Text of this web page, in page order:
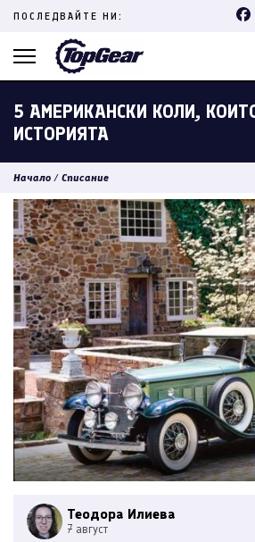
Skip
content
ПОСЛЕДВАЙТЕ НИ:
5 АМЕРИКАНСКИ КОЛИ,
ИСТОРИЯТА
Начало / Списание
Теодора Илиева
7 август